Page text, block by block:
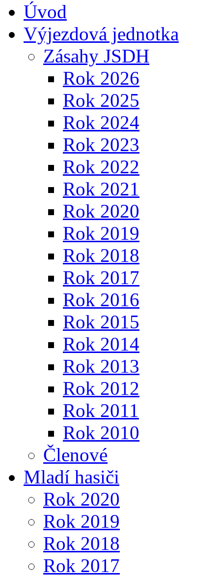
Úvod
Výjezdová jednotka
Zásahy JSDH
Rok 2026
Rok 2025
Rok 2024
Rok 2023
Rok 2022
Rok 2021
Rok 2020
Rok 2019
Rok 2018
Rok 2017
Rok 2016
Rok 2015
Rok 2014
Rok 2013
Rok 2012
Rok 2011
Rok 2010
Členové
Mladí hasiči
Rok 2020
Rok 2019
Rok 2018
Rok 2017